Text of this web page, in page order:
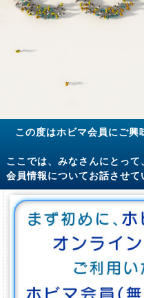
この度はホビマ会員にご興
ここでは、みなさんにとっ
会員情報についてお話させて